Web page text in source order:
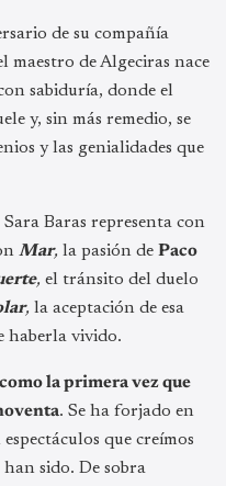
de su compañía
maestro de Algeciras nace
sabiduría, donde el
y, sin más remedio, se
y las genialidades que
Baras representa con
Mar, la pasión de Paco
, el tránsito del duelo
, la aceptación de esa
haberla vivido.
la primera vez que
. Se ha forjado en
que creímos
sido. De sobra